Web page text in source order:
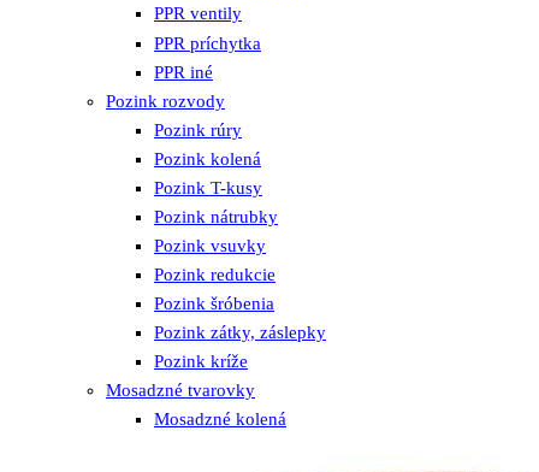
PPR ventily
PPR príchytka
PPR iné
Pozink rozvody
Pozink rúry
Pozink kolená
Pozink T-kusy
Pozink nátrubky
Pozink vsuvky
Pozink redukcie
Pozink šróbenia
Pozink zátky, záslepky
Pozink kríže
Mosadzné tvarovky
Mosadzné kolená